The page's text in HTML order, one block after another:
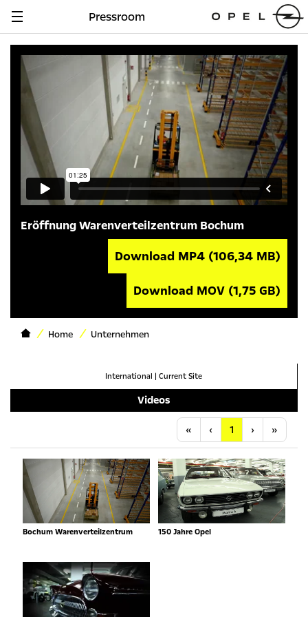
Navigation
Pressroom
Eröffnung Warenverteilzentrum Bochum
Download MP4 (106,34 MB)
Download MOV (1,75 GB)
Home Unternehmen
International | Current Site
Videos
« Anfang
‹ Vorherige
1 ›Nächste
»
Bochum Warenverteilzentrum 150 Jahre Opel